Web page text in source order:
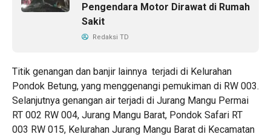
Pengendara Motor Dirawat di Rumah
Sakit
Redaksi TD
Titik genangan dan banjir lainnya terjadi di Kelurahan
Pondok Betung, yang menggenangi pemukiman di RW 003.
Selanjutnya genangan air terjadi di Jurang Mangu Permai
RT 002 RW 004, Jurang Mangu Barat, Pondok Safari RT
003 RW 015, Kelurahan Jurang Mangu Barat di Kecamatan